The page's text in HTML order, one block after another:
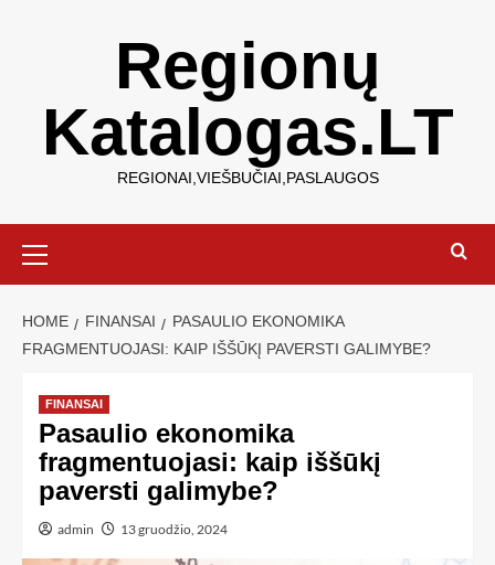
Regionų
Katalogas.LT
REGIONAI,VIEŠBUČIAI,PASLAUGOS
HOME FINANSAI
PASAULIO EKONOMIKA
FRAGMENTUOJASI: KAIP IŠŠŪKĮ PAVERSTI GALIMYBE?
FINANSAI
Pasaulio ekonomika
fragmentuojasi: kaip iššūkį
paversti galimybe?
admin 13 gruodžio, 2024